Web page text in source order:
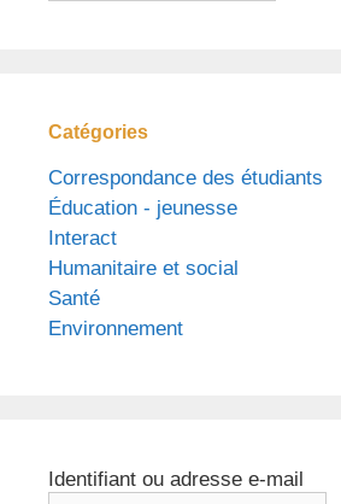
Catégories
Correspondance des étudiants
Éducation - jeunesse
Interact
Humanitaire et social
Santé
Environnement
Identifiant ou adresse e-mail